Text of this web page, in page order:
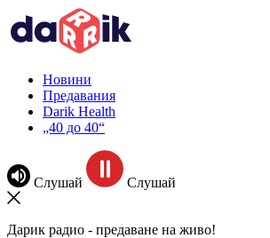
Новини
Предавания
Darik Health
„40 до 40“
Слушай Слушай
Дарик радио - предаване на живо!